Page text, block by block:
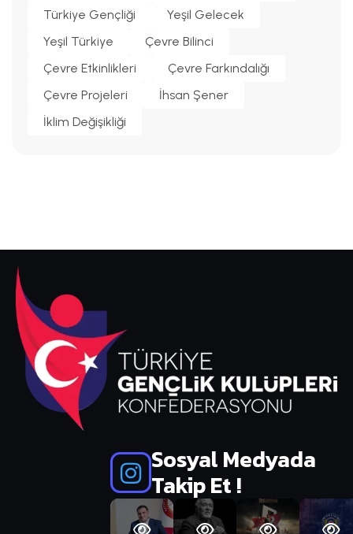
Türkiye Gençliği
Yeşil Gelecek
Yeşil Türkiye
Çevre Bilinci
Çevre Etkinlikleri
Çevre Farkındalığı
Çevre Projeleri
İhsan Şener
İklim Değişikliği
Sosyal Medyada
Takip Et !